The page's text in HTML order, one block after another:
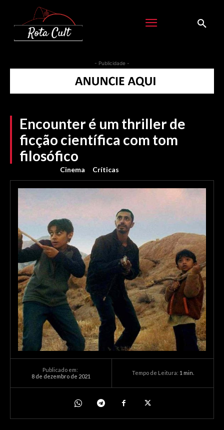
- Publicidade -
Encounter é um thriller de
ficção científica com tom
filosófico
Cinema Críticas
Publicado em:
8 de dezembro de 2021
Tempo de Leitura: 1 min.